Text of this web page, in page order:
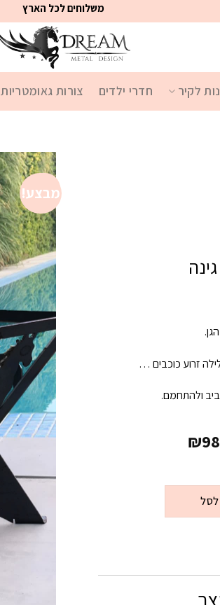
משלוחים לכל הארץ
לקיר חדרי ילדים צורות גאומטריות
זרוע כוכבים …
ולהתחמם.
₪
מבצע!
מבצע!